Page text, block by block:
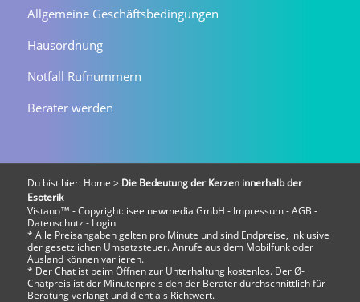
Allgemeine Geschäftsbedingungen
Hausordnung
Notfall Rufnummern
Berater werden
Du bist hier: Home > Die Bedeutung der Kerzen innerhalb der
Esoterik
Vistano™ - Copyright: isee newmedia GmbH - Impressum-AGB -
Datenschutz - Login
* Alle Preisangaben gelten pro Minute und sind Endpreise, inklusive
der gesetzlichen Umsatzsteuer. Anrufe aus dem Mobilfunk oder
Ausland können variieren.
* Der Chat ist beim Öffnen zur Unterhaltung kostenlos. Der Ø-
Chatpreis ist der Minutenpreis den der Berater durchschnittlich für
Beratung verlangt und dient als Richtwert.